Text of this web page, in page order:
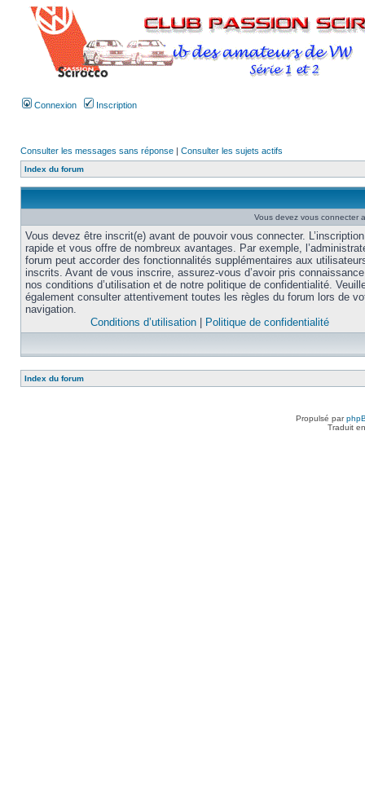
Connexion Inscription
Consulter les messages sans réponse | Consulter les sujets actifs
Index du forum
Vous devez vous connecter
Vous devez être inscrit(e) avant de pouvoir vous connecter.
rapide et vous offre de nombreux avantages. Par exemple,
forum peut accorder des fonctionnalités supplémentaires aux
inscrits. Avant de vous inscrire, assurez-vous d’avoir pris
nos conditions d’utilisation et de notre politique de confidentialité.
également consulter attentivement toutes les règles du forum lors de
navigation.
Conditions d’utilisation
Politique de confidentialité
Index du forum
Propulsé par
Traduit